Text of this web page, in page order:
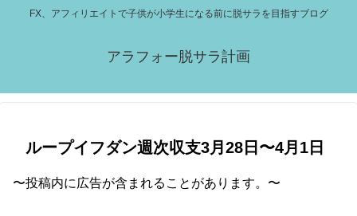
FX、アフィリエイトで子供が小学生になる前に脱サラを目指すブログ
アラフォー脱サラ計画
ループイフダン週次収支3月28日〜4月1日
〜投稿内に広告が含まれることがあります。〜